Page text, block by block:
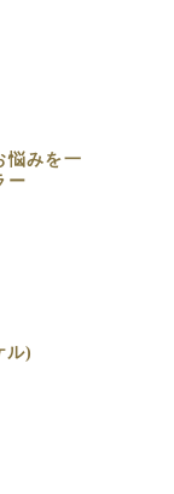
悩みを一
ー
ル)